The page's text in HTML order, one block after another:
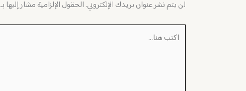
لن يتم نشر عنوان بريدك الإلكتروني.الحقول الإلزامية مشار إليها بـ
اكتب